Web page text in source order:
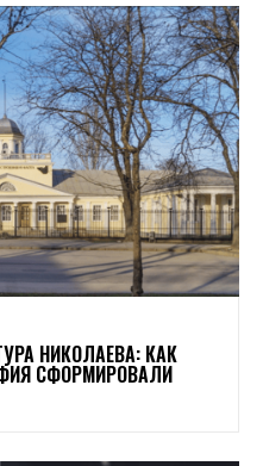
НИКОЛАЕВА: КАК
СФОРМИРОВАЛИ